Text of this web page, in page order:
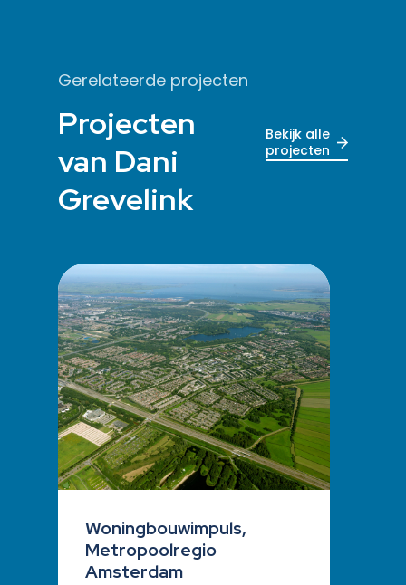
Gerelateerde projecten
Projecten
van Dani
Grevelink
Bekijk alle
projecten
Woningbouwimpuls,
Metropoolregio
Amsterdam